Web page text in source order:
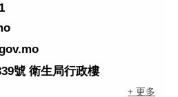
號 衛生局行政樓
+ 更多